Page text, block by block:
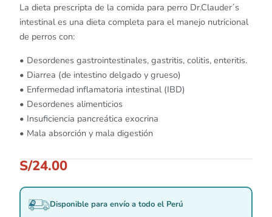
La dieta prescripta de la comida para perro Dr.Clauder´s
intestinal es una dieta completa para el manejo nutricional
de perros con:
• Desordenes gastrointestinales, gastritis, colitis, enteritis.
• Diarrea (de intestino delgado y grueso)
• Enfermedad inflamatoria intestinal (IBD)
• Desordenes alimenticios
• Insuficiencia pancreática exocrina
• Mala absorción y mala digestión
S/24.00
Disponible para envío a todo el Perú